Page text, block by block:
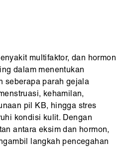
multifaktor, dan hormon
dalam menentukan
seberapa parah gejala
kehamilan,
pil KB, hingga stres
kondisi kulit. Dengan
antara eksim dan hormon,
langkah pencegahan